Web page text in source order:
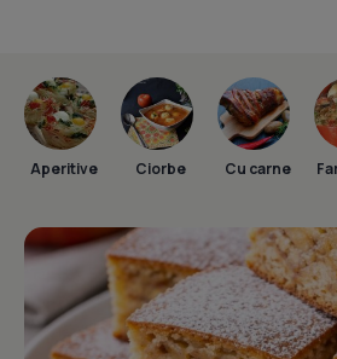
Aperitive Ciorbe Cu carne